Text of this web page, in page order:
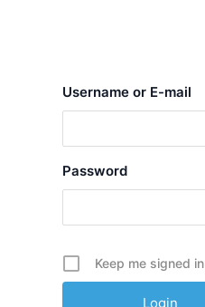
Username or E-mail
Password
Keep me signed in